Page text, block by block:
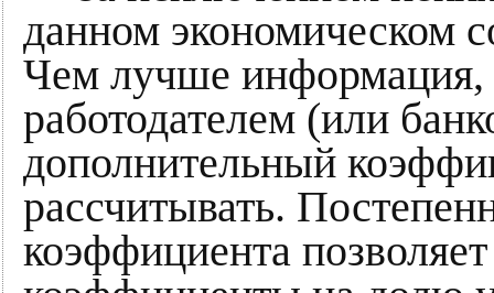
данном экономическом
Чем лучше информация,
работодателем (или
дополнительный
рассчитывать.
коэффициента